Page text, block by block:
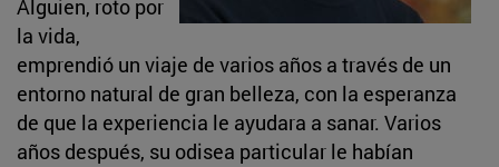
Alguien, roto por
la vida,
emprendió un viaje de varios años a través de un
entorno natural de gran belleza, con la esperanza
de que la experiencia le ayudara a sanar. Varios
años después, su odisea particular le habían